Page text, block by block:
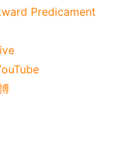
Predicament